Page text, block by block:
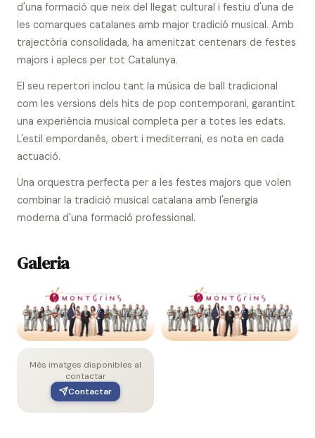
d'una formació que neix del llegat cultural i festiu d'una de
les comarques catalanes amb major tradició musical. Amb
trajectòria consolidada, ha amenitzat centenars de festes
majors i aplecs per tot Catalunya.
El seu repertori inclou tant la música de ball tradicional
com les versions dels hits de pop contemporani, garantint
una experiència musical completa per a totes les edats.
L'estil empordanès, obert i mediterrani, es nota en cada
actuació.
Una orquestra perfecta per a les festes majors que volen
combinar la tradició musical catalana amb l'energia
moderna d'una formació professional.
Galeria
Més imatges disponibles al
contactar
Contactar